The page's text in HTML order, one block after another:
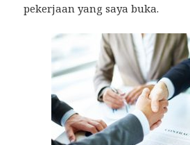
pekerjaan yang saya buka.